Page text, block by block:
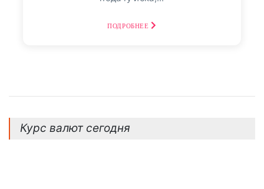
Если В Банке
Деньги?» - «Тема Дня»
ПОДРОБНЕЕ
Курс валют сегодня